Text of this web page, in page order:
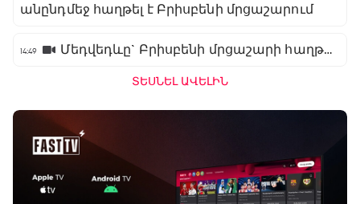
անընդմեջ հաղթել է Բրիսբենի մրցաշարում
14:49 Մեդվեդևը` Բրիսբենի մրցաշարի հաղթող
ՏԵՍՆԵԼ ԱՎԵԼԻՆ